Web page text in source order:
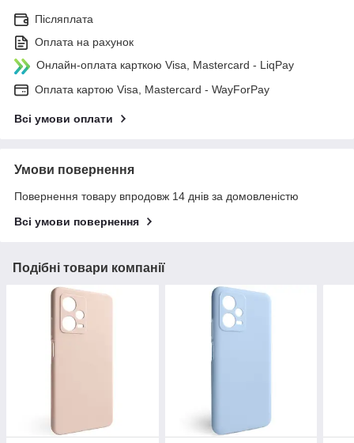
Післяплата
Оплата на рахунок
Онлайн-оплата карткою Visa, Mastercard - LiqPay
Оплата картою Visa, Mastercard - WayForPay
Всі умови оплати
Умови повернення
Повернення товару впродовж 14 днів за домовленістю
Всі умови повернення
Подібні товари компанії